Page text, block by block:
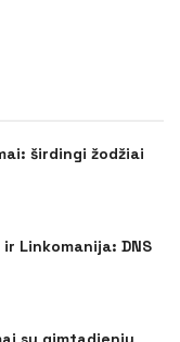
širdingi žodžiai
Linkomanija: DNS